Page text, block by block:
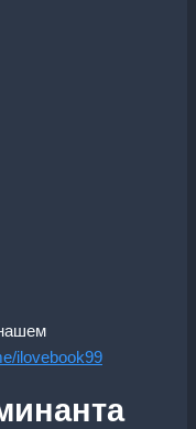
ilovebook99